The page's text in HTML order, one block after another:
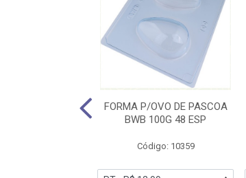
DE PASCOA
FORMA P/OVO DE PASCOA
BWB 100G 48 ESP
Código: 10359